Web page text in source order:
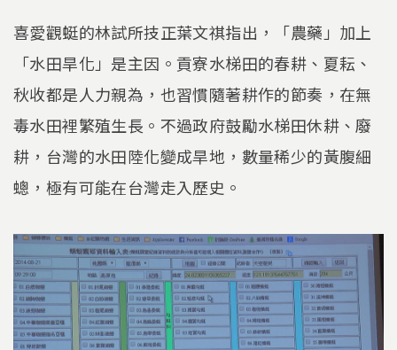
喜愛觀蜓的林試所技正葉文祺指出，「農藥」加上
「水田旱化」是主因。貢寮水梯田的春耕、夏耘、
秋收都是人力親為，也習慣隨著耕作的節奏，在無
毒水田裡繁殖生長。不過政府鼓勵水梯田休耕、廢
耕，台灣的水田陸化變成旱地，數量稀少的黃腹細
蟌，極有可能在台灣走入歷史。